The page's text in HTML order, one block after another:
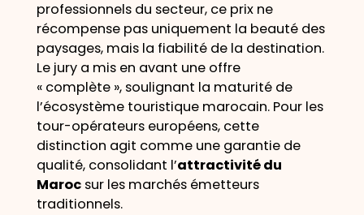
professionnels du secteur, ce prix ne
récompense pas uniquement la beauté des
paysages, mais la fiabilité de la destination.
Le jury a mis en avant une offre
« complète », soulignant la maturité de
l’écosystème touristique marocain. Pour les
tour-opérateurs européens, cette
distinction agit comme une garantie de
qualité, consolidant l’attractivité du
Marocsur les marchés émetteurs
traditionnels.